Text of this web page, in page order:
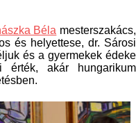
Béla mesterszakács,
és helyettese, dr. Sárosi
és a gyermekek édeke
akár hungarikum